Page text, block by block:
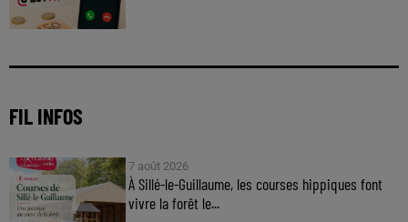
FIL INFOS
7 août 2026
À Sillé-le-Guillaume, les courses hippiques font
vivre la forêt le...